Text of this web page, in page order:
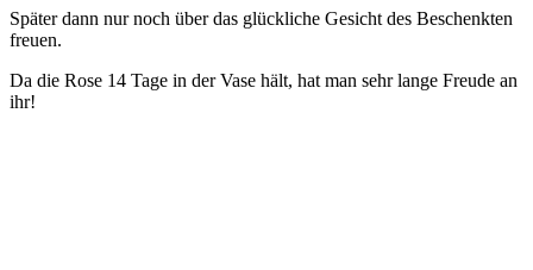
Später dann nur noch über das glückliche Gesicht des Beschenkten
freuen.
Da die Rose 14 Tage in der Vase hält, hat man sehr lange Freude an
ihr!